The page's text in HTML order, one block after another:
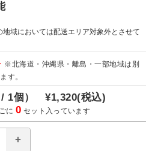
域においては配送エリア対象外とさせて
※北海道・沖縄県・離島・一部地域は別
す。
/ 1個）¥1,320(税込)
に0 セット入っています